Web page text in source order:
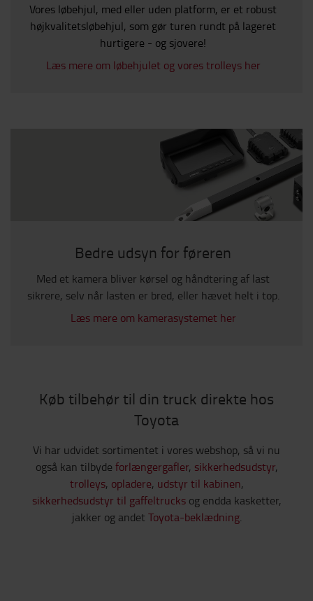
Vores løbehjul, med eller uden platform, er et robust
højkvalitetsløbehjul, som gør turen rundt på lageret
hurtigere - og sjovere!
Læs mere om løbehjulet og vores trolleys her
Bedre udsyn for føreren
Med et kamera bliver kørsel og håndtering af last
sikrere, selv når lasten er bred, eller hævet helt i top.
Læs mere om kamerasystemet her
Køb tilbehør til din truck direkte hos
Toyota
Vi har udvidet sortimentet i vores webshop, så vi nu
også kan tilbyde forlængergafler, sikkerhedsudstyr,
trolleys, opladere, udstyr til kabinen,
sikkerhedsudstyr til gaffeltrucksog endda kasketter,
jakker og andet Toyota-beklædning.